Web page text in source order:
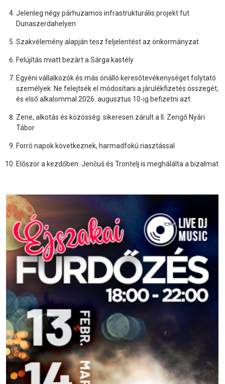
Jelenleg négy párhuzamos infrastrukturális projekt fut
Dunaszerdahelyen
Szakvélemény alapján tesz feljelentést az önkormányzat
Felújítás miatt bezárt a Sárga kastély
Egyéni vállalkozók és más önálló keresőtevékenységet folytató
személyek: Ne felejtsék el módosítani a járulékfizetés összegét,
és első alkalommal 2026. augusztus 10-ig befizetni azt
Zene, alkotás és közösség: sikeresen zárult a II. Zengő Nyári
Tábor
Forró napok következnek, harmadfokú riasztással
Először a kezdőben: Jenčuš és Trontelj is meghálálta a bizalmat